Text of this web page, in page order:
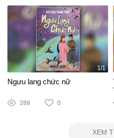
1/1
Ngưu lang chức nữ
289 0
XEM